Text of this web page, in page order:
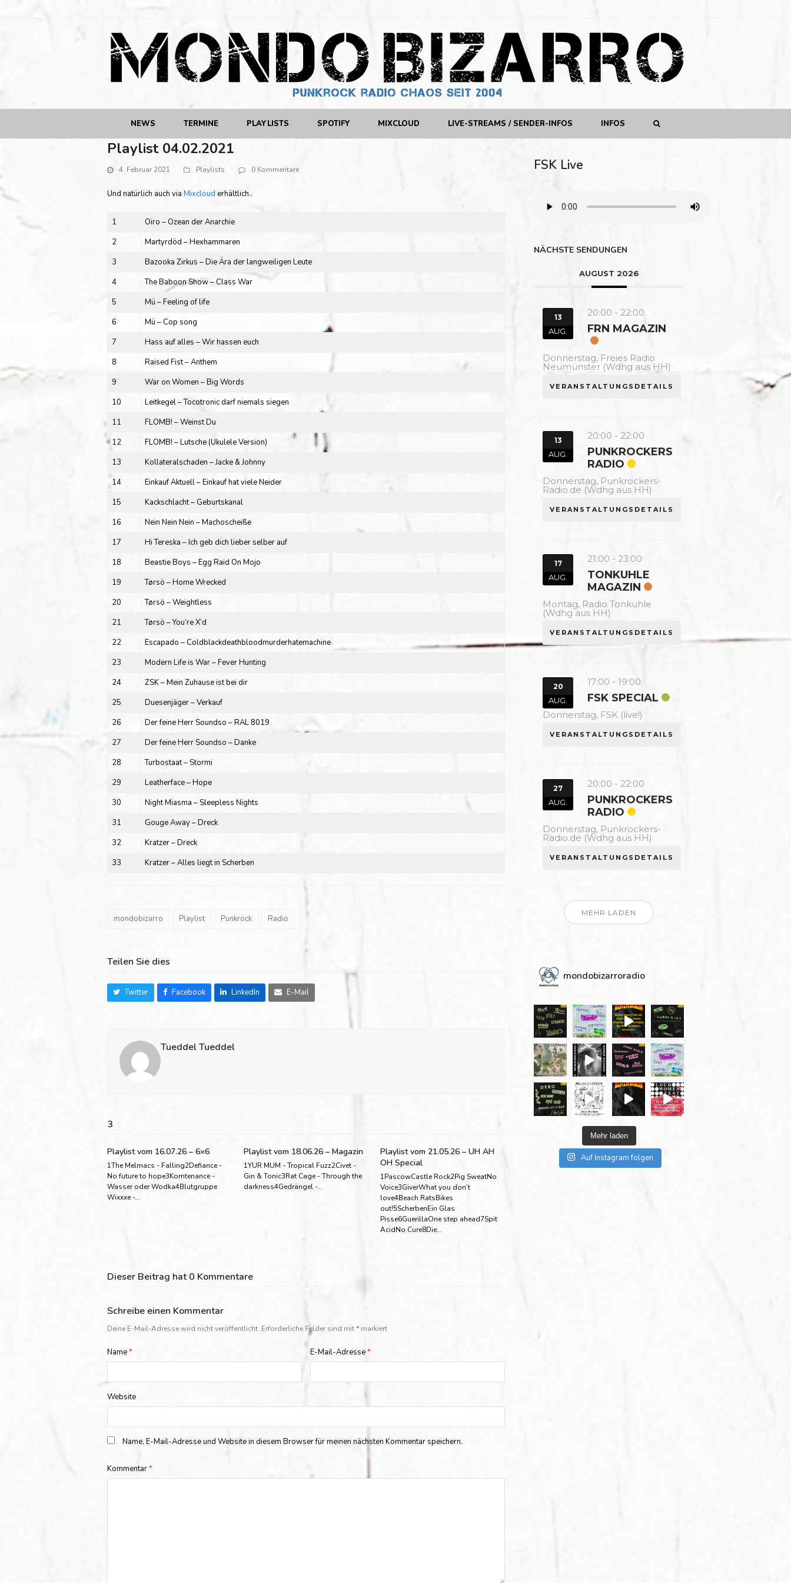
NEWS TERMINE PLAYLISTS SPOTIFY MIXCLOUD LIVE-STREAMS / SENDER-INFOS INFOS
Playlist 04.02.2021
4. Februar 2021 Playlists 0 Kommentare
Und natürlich auch via Mixcloud erhältlich..
1
Oiro – Ozean der Anarchie
2
Martyrdöd – Hexhammaren
3
Bazooka Zirkus – Die Ära der langweiligen Leute
4
The Baboon Show – Class War
5
Mü – Feeling of life
6
Mü – Cop song
7
Hass auf alles – Wir hassen euch
8
Raised Fist – Anthem
9
War on Women – Big Words
10
Leitkegel – Tocotronic darf niemals siegen
11
FLOMB! – Weinst Du
12
FLOMB! – Lutsche (Ukulele Version)
13
Kollateralschaden – Jacke & Johnny
14
Einkauf Aktuell – Einkauf hat viele Neider
15
Kackschlacht – Geburtskanal
16
Nein Nein Nein – Machoscheiße
17
Hi Tereska – Ich geb dich lieber selber auf
18
Beastie Boys – Egg Raid On Mojo
19
Tørsö – Home Wrecked
20
Tørsö – Weightless
21
Tørsö – You’re X’d
22
Escapado – Coldblackdeathbloodmurderhatemachine
23
Modern Life is War – Fever Hunting
24
ZSK – Mein Zuhause ist bei dir
25
Duesenjäger – Verkauf
26
Der feine Herr Soundso – RAL 8019
27
Der feine Herr Soundso – Danke
28
Turbostaat – Stormi
29
Leatherface – Hope
30
Night Miasma – Sleepless Nights
31
Gouge Away – Dreck
32
Kratzer – Dreck
33
Kratzer – Alles liegt in Scherben
mondobizarro Playlist Punkrock Radio
Teilen Sie dies
Twitter Facebook LinkedIn E-Mail
Tueddel Tueddel
3
Playlist vom 16.07.26 – 6×6
1The Melmacs - Falling2Defiance -
No future to hope3Korntenance -
Wasser oder Wodka4Blutgruppe
Wixxxe -…
Playlist vom 18.06.26 – Magazin
1YUR MUM - Tropical Fuzz2Civet -
Gin & Tonic3Rat Cage - Through the
darkness4Gedrängel -…
Playlist vom 21.05.26 – UH AH
OH Special
1PascowCastle Rock2Pig SweatNo
Voice3GiverWhat you don’t
love4Beach RatsBikes
out!5ScherbenEin Glas
Pisse6GuerillaOne step ahead7Spit
AcidNo Cure8Die…
Dieser Beitrag hat 0 Kommentare
Schreibe einen Kommentar
Deine E-Mail-Adresse wird nicht veröffentlicht. Erforderliche Felder sind mit* markiert
Name* E-Mail-Adresse*
Website
Name, E-Mail-Adresse und Website in diesem Browser für meinen nächsten Kommentar speichern.
Kommentar*
FSK Live
NÄCHSTE SENDUNGEN
AUGUST 2026
13
AUG.
20:00 - 22:00
FRN MAGAZIN
Donnerstag, Freies Radio
Neumünster (Wdhg aus HH)
VERANSTALTUNGSDETAILS
13
AUG.
20:00 - 22:00
PUNKROCKERS
RADIO
Donnerstag, Punkrockers-
Radio.de (Wdhg aus HH)
VERANSTALTUNGSDETAILS
17
AUG.
21:00 - 23:00
TONKUHLE
MAGAZIN
Montag, Radio Tonkuhle
(Wdhg aus HH)
VERANSTALTUNGSDETAILS
20
AUG.
17:00 -19:00
FSK SPECIAL
Donnerstag, FSK (live!)
VERANSTALTUNGSDETAILS
27
AUG.
20:00 - 22:00
PUNKROCKERS
RADIO
Donnerstag, Punkrockers-
Radio.de (Wdhg aus HH)
VERANSTALTUNGSDETAILS
MEHR LADEN
mondobizarroradio
Mehr laden
Auf Instagram folgen